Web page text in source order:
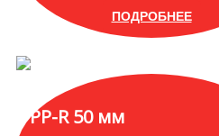
ПОДРОБНЕЕ
PP-R 50 мм